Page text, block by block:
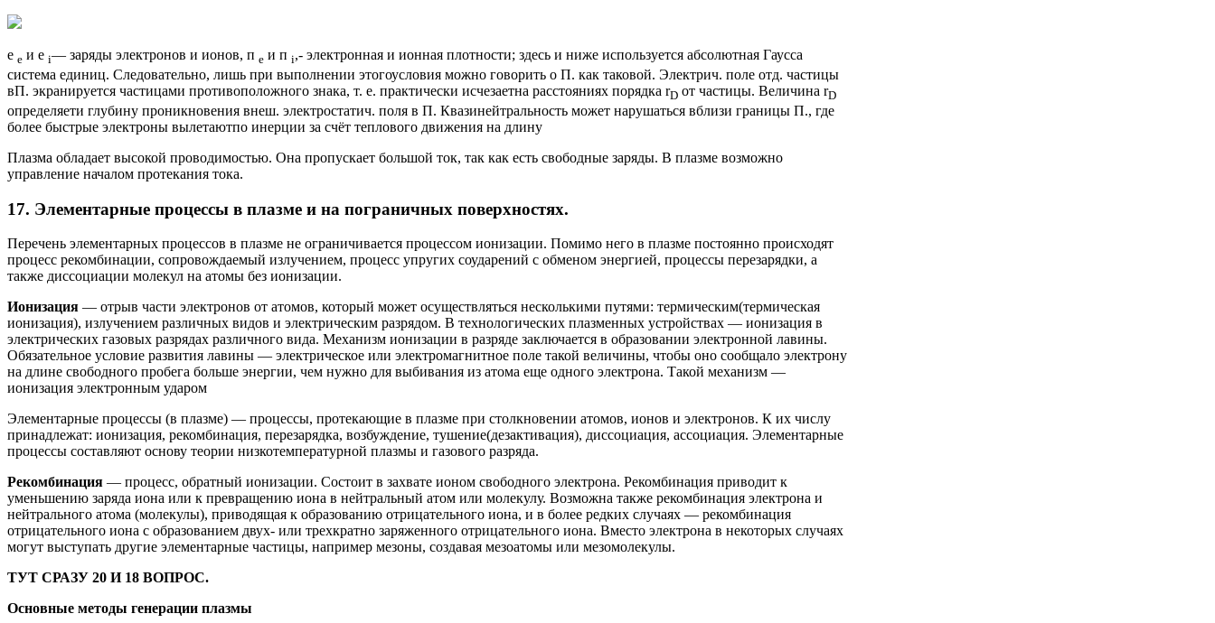
е е и е i— заряды электронов и ионов, п е и п i,- электронная и ионная плотности; здесь и ниже используется абсолютная Гаусса
система единиц. Следовательно, лишь при выполнении этогоусловия можно говорить о П. как таковой. Электрич. поле отд. частицы
вП. экранируется частицами противоположного знака, т. е. практически исчезаетна расстояниях порядка rD от частицы. Величина rD
определяети глубину проникновения внеш. электростатич. поля в П. Квазинейтральность может нарушаться вблизи границы П., где
более быстрые электроны вылетаютпо инерции за счёт теплового движения на длину
Плазма обладает высокой проводимостью. Она пропускает большой ток, так как есть свободные заряды. В плазме возможно
управление началом протекания тока.
17. Элементарные процессы в плазме и на пограничных поверхностях.
Перечень элементарных процессов в плазме не ограничивается процессом ионизации. Помимо него в плазме постоянно происходят
процесс рекомбинации, сопровождаемый излучением, процесс упругих соударений с обменом энергией, процессы перезарядки, а
также диссоциации молекул на атомы без ионизации.
Ионизация — отрыв части электронов от атомов, который может осуществляться несколькими путями: термическим(термическая
ионизация), излучением различных видов и электрическим разрядом. В технологических плазменных устройствах — ионизация в
электрических газовых разрядах различного вида. Механизм ионизации в разряде заключается в образовании электронной лавины.
Обязательное условие развития лавины — электрическое или электромагнитное поле такой величины, чтобы оно сообщало электрону
на длине свободного пробега больше энергии, чем нужно для выбивания из атома еще одного электрона. Такой механизм —
ионизация электронным ударом
Элементарные процессы (в плазме) — процессы, протекающие в плазме при столкновении атомов, ионов и электронов. К их числу
принадлежат: ионизация, рекомбинация, перезарядка, возбуждение, тушение(дезактивация), диссоциация, ассоциация. Элементарные
процессы составляют основу теории низкотемпературной плазмы и газового разряда.
Рекомбинация — процесс, обратный ионизации. Состоит в захвате ионом свободного электрона. Рекомбинация приводит к
уменьшению заряда иона или к превращению иона в нейтральный атом или молекулу. Возможна также рекомбинация электрона и
нейтрального атома (молекулы), приводящая к образованию отрицательного иона, и в более редких случаях — рекомбинация
отрицательного иона с образованием двух- или трехкратно заряженного отрицательного иона. Вместо электрона в некоторых случаях
могут выступать другие элементарные частицы, например мезоны, создавая мезоатомы или мезомолекулы.
ТУТ СРАЗУ 20 И 18 ВОПРОС.
Основные методы генерации плазмы